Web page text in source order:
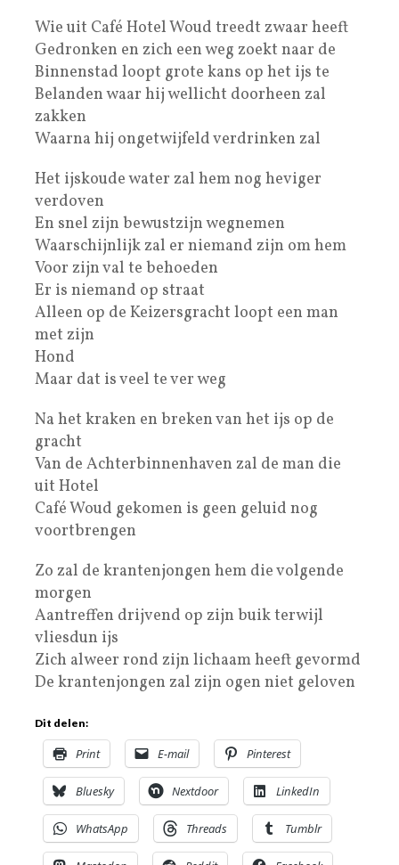
Wie uit Café Hotel Woud treedt zwaar heeft
Gedronken en zich een weg zoekt naar de
Binnenstad loopt grote kans op het ijs te
Belanden waar hij wellicht doorheen zal
zakken
Waarna hij ongetwijfeld verdrinken zal
Het ijskoude water zal hem nog heviger
verdoven
En snel zijn bewustzijn wegnemen
Waarschijnlijk zal er niemand zijn om hem
Voor zijn val te behoeden
Er is niemand op straat
Alleen op de Keizersgracht loopt een man
met zijn
Hond
Maar dat is veel te ver weg
Na het kraken en breken van het ijs op de
gracht
Van de Achterbinnenhaven zal de man die
uit Hotel
Café Woud gekomen is geen geluid nog
voortbrengen
Zo zal de krantenjongen hem die volgende
morgen
Aantreffen drijvend op zijn buik terwijl
vliesdun ijs
Zich alweer rond zijn lichaam heeft gevormd
De krantenjongen zal zijn ogen niet geloven
Dit delen:
Print E-mail Pinterest
Bluesky Nextdoor LinkedIn
WhatsApp Threads Tumblr